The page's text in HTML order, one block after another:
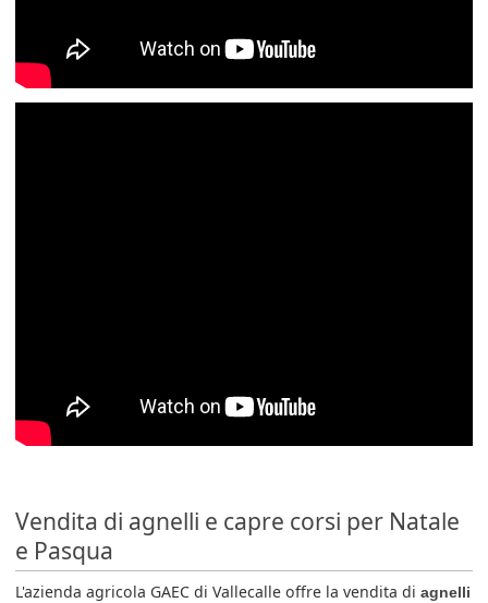
Vendita di agnelli e capre corsi per Natale
e Pasqua
L'azienda agricola GAEC di Vallecalle offre la vendita diagnelli